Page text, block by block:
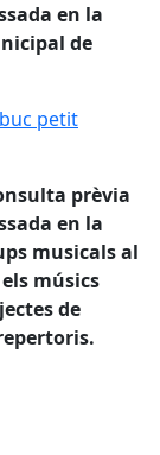
en la
de
petit d'assaig
petit
prèvia
en la
musicals al
músics
de